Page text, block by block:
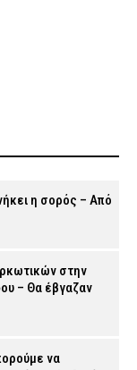
η σορός – Από
στην
– Θα έβγαζαν
να